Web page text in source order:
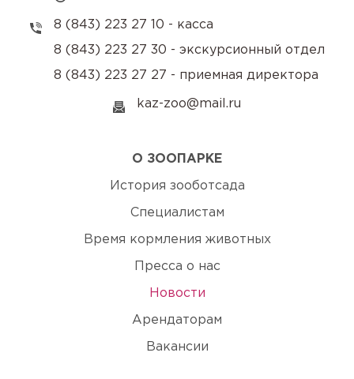
О ЗООПАРКЕ
История зооботсада
Специалистам
Время кормления животных
Пресса о нас
Новости
Арендаторам
Вакансии
8 (843) 223 27 10 - касса
8 (843) 223 27 30 - экскурсионный отдел
8 (843) 223 27 27 - приемная директора
kaz-zoo@mail.ru